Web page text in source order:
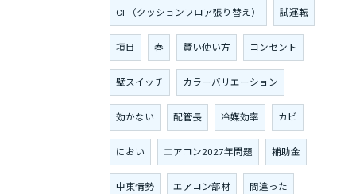
CF（クッションフロア張り替え） 試運転
項目 春 賢い使い方 コンセント
壁スイッチ カラーバリエーション
効かない 配管長 冷媒効率 カビ
におい エアコン2027年問題 補助金
中東情勢 エアコン部材 間違った